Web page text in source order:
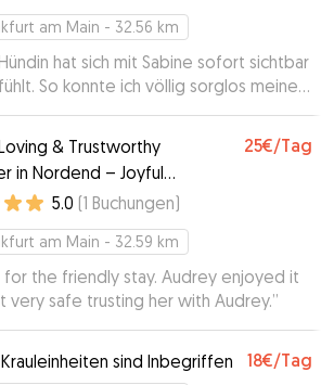
am Main - 32.56 km
hat sich mit Sabine sofort sichtbar
So konnte ich völlig sorglos meiner
in Frankfurt nachgehen. Die
und die Übergaben für das Sitting waren
und verlässlich. Man spürt auch
Zuneigung und das Gespür von
Hunde. Meine absolut
Empfehlung!!”
& Trustworthy
in Nordend – Joyful
and Quality Time
25€/Tag
5.0 (1 Buchungen)
am Main - 32.59 km
for the friendly stay. Audrey enjoyed it
very safe trusting her with Audrey.”
Krauleinheiten sind Inbegriffen 18€/Tag